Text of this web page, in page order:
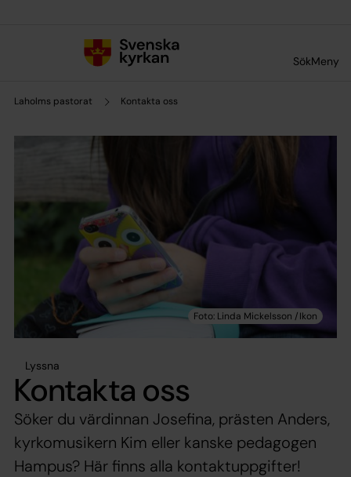
SökMeny
Laholms pastorat Kontakta oss
Lyssna
Kontakta oss
Söker du värdinnan Josefina, prästen Anders,
kyrkomusikern Kim eller kanske pedagogen
Hampus? Här finns alla kontaktuppgifter!